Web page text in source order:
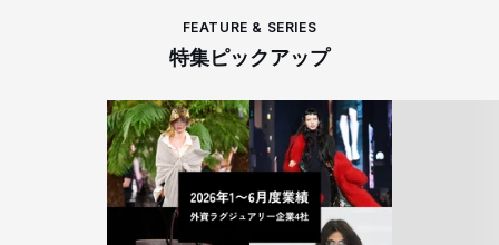
FEATURE & SERIES
特集ピックアップ